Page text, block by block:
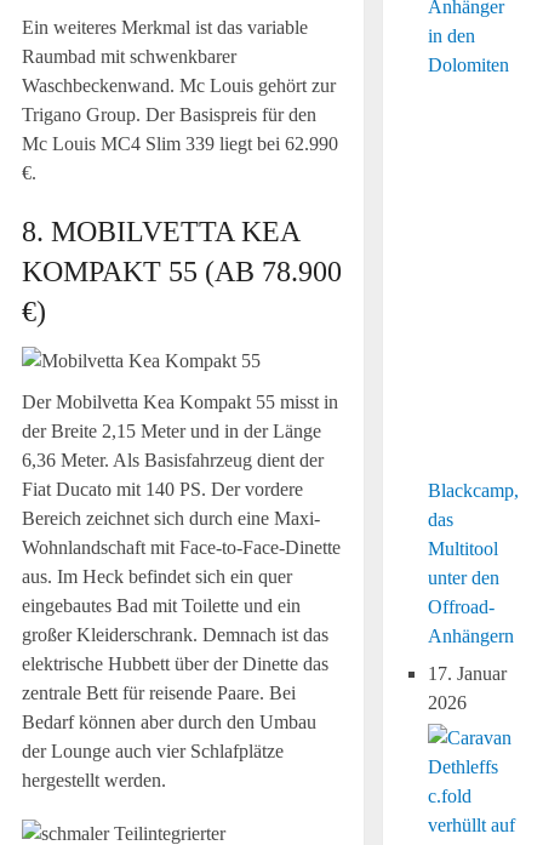
Ein weiteres Merkmal ist das variable
Raumbad mit schwenkbarer
Waschbeckenwand. Mc Louis gehört zur
Trigano Group. Der Basispreis für den
Mc Louis MC4 Slim 339 liegt bei 62.990
€.
8. MOBILVETTA KEA
KOMPAKT 55 (AB 78.900
€)
Der Mobilvetta Kea Kompakt 55 misst in
der Breite 2,15 Meter und in der Länge
6,36 Meter. Als Basisfahrzeug dient der
Fiat Ducato mit 140 PS. Der vordere
Bereich zeichnet sich durch eine Maxi-
Wohnlandschaft mit Face-to-Face-Dinette
aus. Im Heck befindet sich ein quer
eingebautes Bad mit Toilette und ein
großer Kleiderschrank. Demnach ist das
elektrische Hubbett über der Dinette das
zentrale Bett für reisende Paare. Bei
Bedarf können aber durch den Umbau
der Lounge auch vier Schlafplätze
hergestellt werden.
Blackcamp,
das
Multitool
unter den
Offroad-
Anhängern
17. Januar
2026